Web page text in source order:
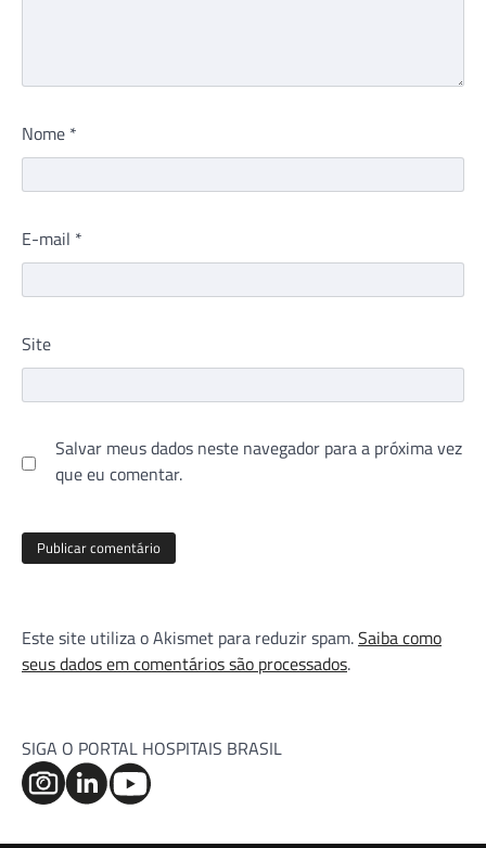
Nome *
E-mail *
Site
Salvar meus dados neste navegador para a próxima vez
que eu comentar.
Este site utiliza o Akismet para reduzir spam.Saiba como
seus dados em comentários são processados.
SIGA O PORTAL HOSPITAIS BRASIL